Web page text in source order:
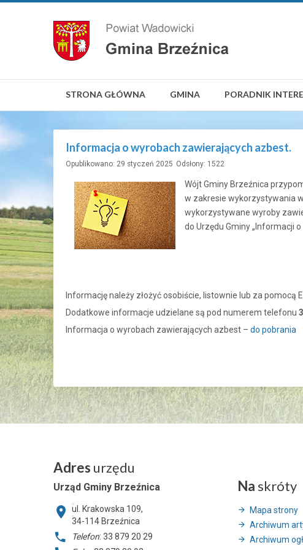
STRONA GŁÓWNA GMINA PORADNIK
Informacja o wyrobach zawierających azbest.
Opublikowano: 29 styczeń 2025 Odsłony: 1522
Wójt Gminy Brzeźnica
w zakresie wykorzystywania
wykorzystywane wyroby
do Urzędu Gminy „Informacji
Informację należy złożyć osobiście, listownie lub za
Dodatkowe informacje udzielane są pod numerem telefonu
Informacja o wyrobach zawierających azbest – do pobrania
Adres urzędu
Urząd Gminy Brzeźnica
ul. Krakowska 109,
34-114 Brzeźnica
Telefon: 33 879 20 29
Na skróty
Mapa strony
Archiwum
Archiwum